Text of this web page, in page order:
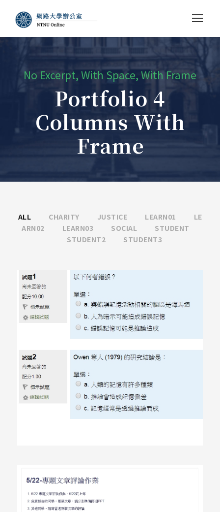
No Excerpt, With Space, With Frame
Portfolio 4
Columns With
Frame
ALL CHARITY JUSTICE LEARN01
LE
ARN02
LEARN03 SOCIAL
STUDENT
STUDENT2
STUDENT3